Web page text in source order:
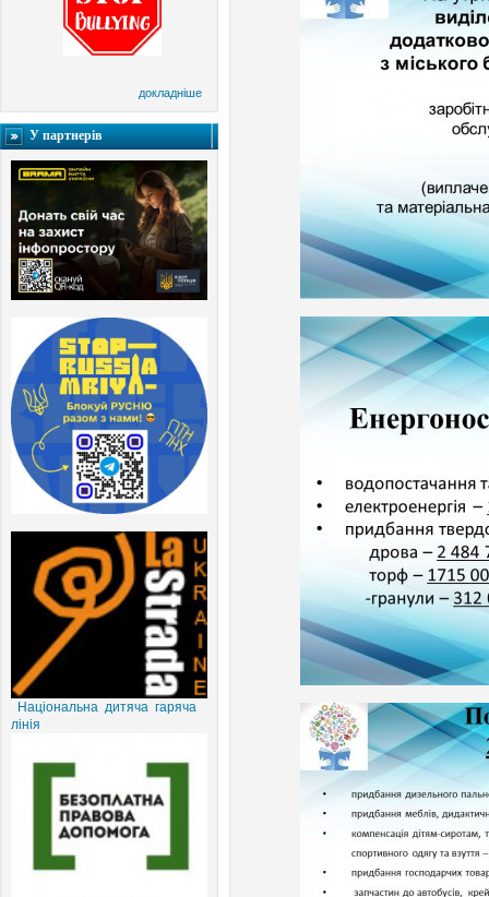
докладніше
У партнерів
Національна дитяча гаряча
лінія